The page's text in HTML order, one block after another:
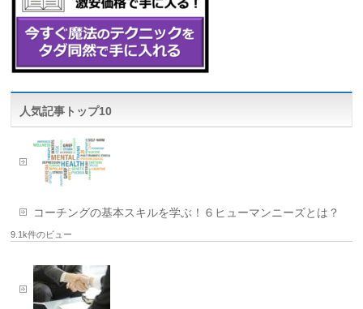
人気記事トップ10
コーチングの基本スキルを学ぶ！６ヒューマンニーズとは？
9.1k件のビュー